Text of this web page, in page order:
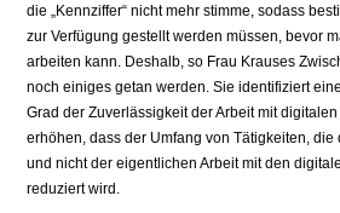
die „Kennziffer“ nicht mehr stimme, sodass
zur Verfügung gestellt werden müssen, bevor
arbeiten kann. Deshalb, so Frau Krauses
noch einiges getan werden. Sie identifiziert
Grad der Zuverlässigkeit der Arbeit mit
erhöhen, dass der Umfang von Tätigkeiten, die
und nicht der eigentlichen Arbeit mit den
reduziert wird.